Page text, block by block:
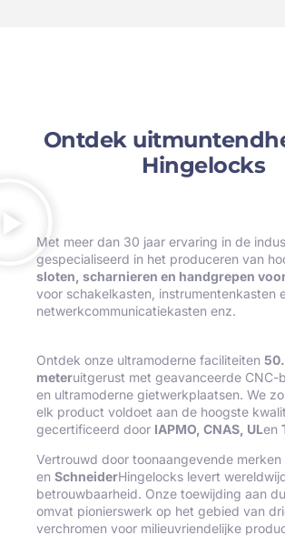
Ontdek
Hingelocks
Met meer dan 30 jaar ervaring in de
gespecialiseerd in het produceren van
sloten, scharnieren en handgrepen
voor schakelkasten, instrumentenkasten
netwerkcommunicatiekasten enz.
Ontdek onze ultramoderne faciliteiten
meteruitgerust met geavanceerde CNC-
en ultramoderne gietwerkplaatsen. We
elk product voldoet aan de hoogste
gecertificeerd door IAPMO, CNAS, ULen
Vertrouwd door toonaangevende merken
en SchneiderHingelocks levert
betrouwbaarheid. Onze toewijding aan
omvat pionierswerk op het gebied van
verchromen voor milieuvriendelijke